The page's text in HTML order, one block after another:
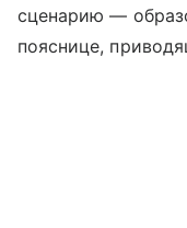
сценарию —
пояснице,